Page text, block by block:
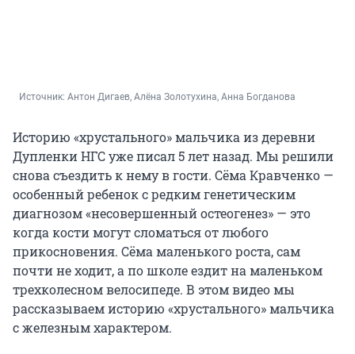
Источник: Антон Дигаев, Алёна Золотухина, Анна Богданова
Историю «хрустального» мальчика из деревни
Дупленки НГС уже писал 5 лет назад. Мы решили
снова съездить к нему в гости. Сёма Кравченко —
особенный ребенок с редким генетическим
диагнозом «несовершенный остеогенез» — это
когда кости могут сломаться от любого
прикосновения. Сёма маленького роста, сам
почти не ходит, а по школе ездит на маленьком
трехколесном велосипеде. В этом видео мы
рассказываем историю «хрустального» мальчика
с железным характером.